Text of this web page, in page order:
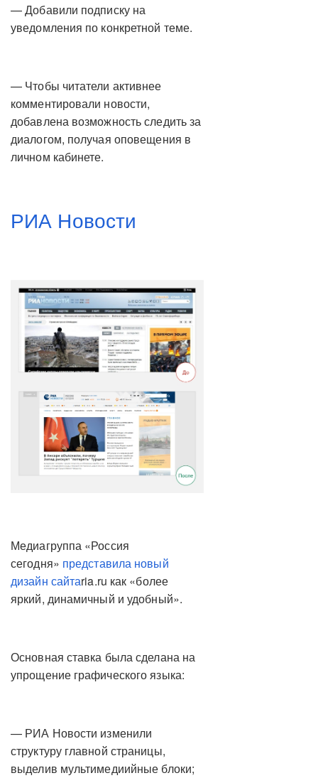
— Добавили подписку на
уведомления по конкретной теме.
— Чтобы читатели активнее
комментировали новости,
добавлена возможность следить за
диалогом, получая оповещения в
личном кабинете.
РИА Новости
Медиагруппа «Россия
сегодня» представила новый
дизайн сайтаria.ru как «более
яркий, динамичный и удобный».
Основная ставка была сделана на
упрощение графического языка:
— РИА Новости изменили
структуру главной страницы,
выделив мультимедиийные блоки;